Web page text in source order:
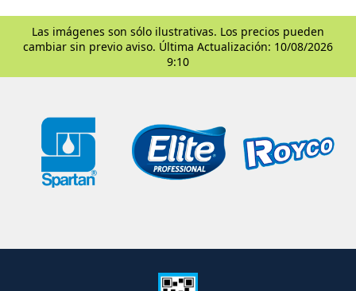
Las imágenes son sólo ilustrativas. Los precios pueden
cambiar sin previo aviso. Última Actualización: 10/08/2026
9:10